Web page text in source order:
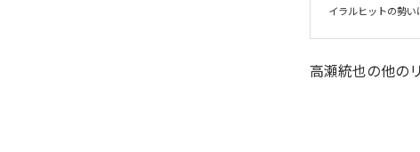
イラルヒットの勢い
高瀬統也の他の